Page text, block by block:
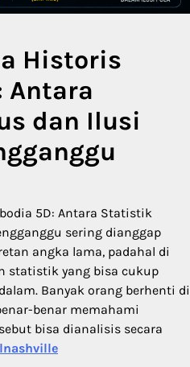
Historis
Antara
dan Ilusi
5D: Antara Statistik
sering dianggap
angka lama, padahal di
statistik yang bisa cukup
Banyak orang berhenti di
benar memahami
bisa dianalisis secara